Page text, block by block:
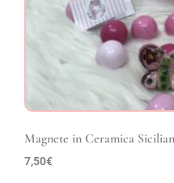
Magnete in Ceramica
7,50€